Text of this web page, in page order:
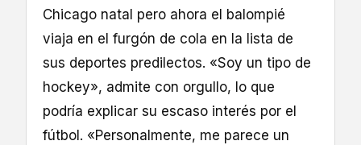
Chicago natal pero ahora el balompié
viaja en el furgón de cola en la lista de
sus deportes predilectos. «Soy un tipo de
hockey», admite con orgullo, lo que
podría explicar su escaso interés por el
fútbol. «Personalmente, me parece un